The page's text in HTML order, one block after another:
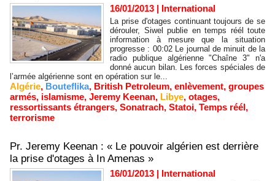
16/01/2013 | International
La prise d'otages continuant toujours de se
dérouler, Siwel publie en temps réél toute
information à mesure que la situation
progresse : 00:02 Le journal de minuit de la
radio publique algérienne "Chaîne 3" n'a
donné aucun bilan. Les forces spéciales de
l’armée algérienne sont en opération sur le...
Algérie, Bouteflika, British Petroleum, enlèvement, groupes
armés, islamisme, Jeremy Keenan, Libye, otages,
ressortissants étrangers, Sonatrach, Statoi, Temps réél,
terrorisme
Pr. Jeremy Keenan : « Le pouvoir algérien est derrière
la prise d'otages à In Amenas »
16/01/2013 | International